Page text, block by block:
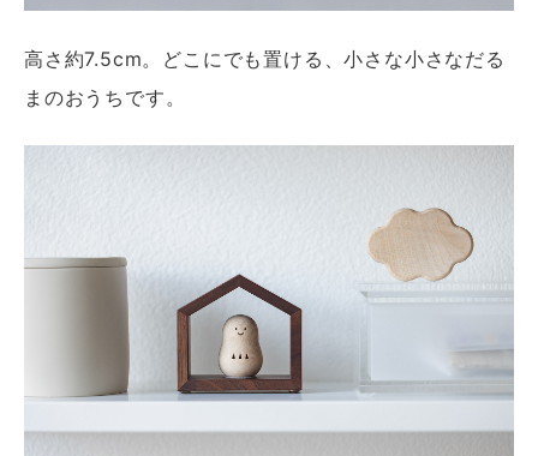
高さ約7.5cm。どこにでも置ける、小さな小さなだる
まのおうちです。